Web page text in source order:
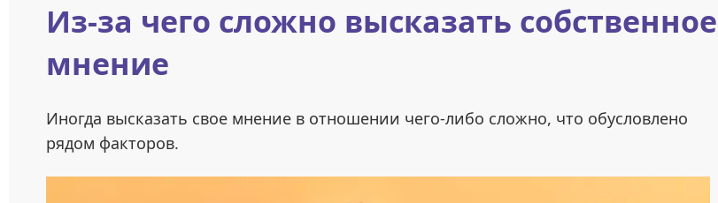
Из-за чего сложно высказать собственное
мнение
Иногда высказать свое мнение в отношении чего-либо сложно, что обусловлено
рядом факторов.